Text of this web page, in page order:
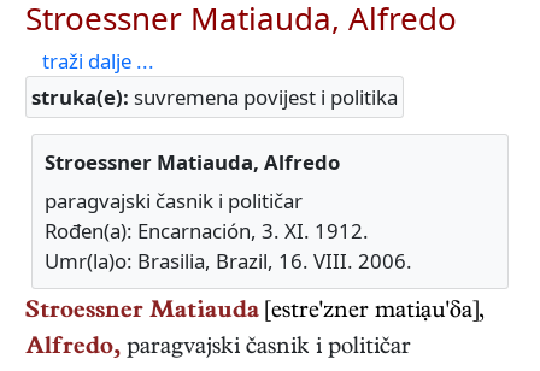
Stroessner Matiauda, Alfredo
traži dalje ...
struka(e): suvremena povijest i politika
Stroessner Matiauda, Alfredo
paragvajski časnik i političar
Rođen(a): Encarnación, 3. XI. 1912.
Umr(la)o: Brasilia, Brazil, 16. VIII. 2006.
Stroessner Matiauda [estre'zner matiạu'δa],
Alfredo, paragvajski časnik i političar